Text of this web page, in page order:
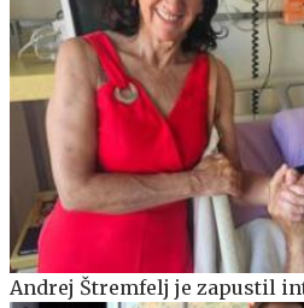
Andrej Štremfelj je zapustil